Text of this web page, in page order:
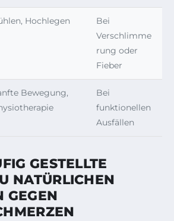
Hochlegen
Bei
Verschlimme
rung oder
Fieber
Bewegung,
Bei
funktionellen
Ausfällen
GESTELLTE
NATÜRLICHEN
GEGEN